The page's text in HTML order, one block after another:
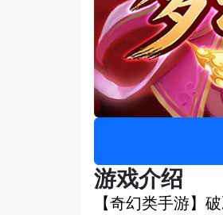
游戏介绍
【奇幻类手游】